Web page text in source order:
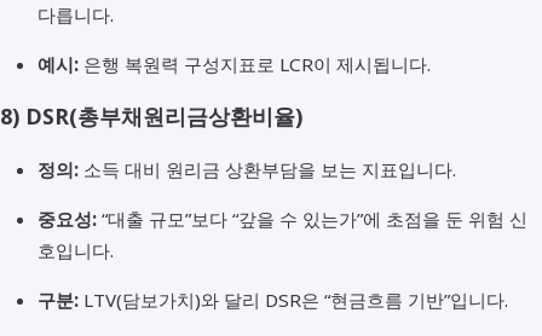
다릅니다.
예시:은행 복원력 구성지표로 LCR이 제시됩니다.
8) DSR(총부채원리금상환비율)
정의:소득 대비 원리금 상환부담을 보는 지표입니다.
중요성:“대출 규모”보다 “갚을 수 있는가”에 초점을 둔 위험 신
호입니다.
구분:LTV(담보가치)와 달리 DSR은 “현금흐름 기반”입니다.